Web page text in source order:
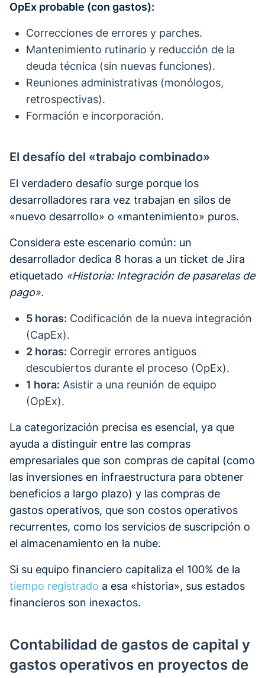
OpEx probable (con gastos):
Correcciones de errores y parches.
Mantenimiento rutinario y reducción de la
deuda técnica (sin nuevas funciones).
Reuniones administrativas (monólogos,
retrospectivas).
Formación e incorporación.
El desafío del «trabajo combinado»
El verdadero desafío surge porque los
desarrolladores rara vez trabajan en silos de
«nuevo desarrollo» o «mantenimiento» puros.
Considera este escenario común: un
desarrollador dedica 8 horas a un ticket de Jira
etiquetado «Historia: Integración de pasarelas de
pago».
5 horas: Codificación de la nueva integración
(CapEx).
2 horas: Corregir errores antiguos
descubiertos durante el proceso (OpEx).
1 hora: Asistir a una reunión de equipo
(OpEx).
La categorización precisa es esencial, ya que
ayuda a distinguir entre las compras
empresariales que son compras de capital (como
las inversiones en infraestructura para obtener
beneficios a largo plazo) y las compras de
gastos operativos, que son costos operativos
recurrentes, como los servicios de suscripción o
el almacenamiento en la nube.
Si su equipo financiero capitaliza el 100% de la
tiempo registrado a esa «historia», sus estados
financieros son inexactos.
Contabilidad de gastos de capital y
gastos operativos en proyectos de